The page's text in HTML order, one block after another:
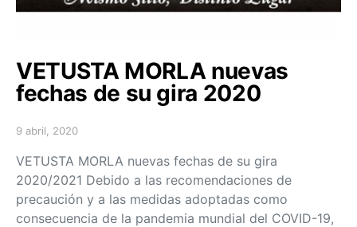
VETUSTA MORLA nuevas
fechas de su gira 2020
Posted on
9 abril, 2020
VETUSTA MORLA nuevas fechas de su gira
2020/2021 Debido a las recomendaciones de
precaución y a las medidas adoptadas como
consecuencia de la pandemia mundial del COVID-19,